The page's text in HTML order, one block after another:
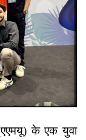
(एएमयू) के एक युवा